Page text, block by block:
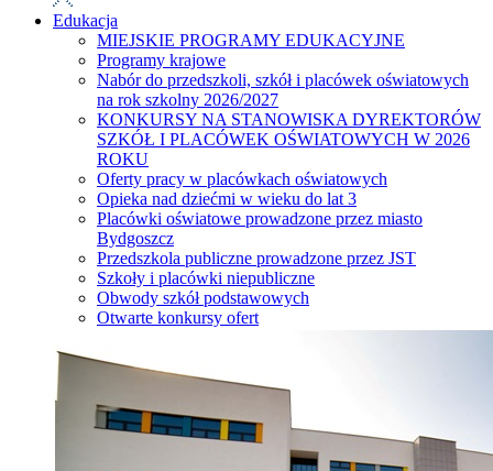
Edukacja
MIEJSKIE PROGRAMY EDUKACYJNE
Programy krajowe
Nabór do przedszkoli, szkół i placówek oświatowych
na rok szkolny 2026/2027
KONKURSY NA STANOWISKA DYREKTORÓW
SZKÓŁ I PLACÓWEK OŚWIATOWYCH W 2026
ROKU
Oferty pracy w placówkach oświatowych
Opieka nad dziećmi w wieku do lat 3
Placówki oświatowe prowadzone przez miasto
Bydgoszcz
Przedszkola publiczne prowadzone przez JST
Szkoły i placówki niepubliczne
Obwody szkół podstawowych
Otwarte konkursy ofert